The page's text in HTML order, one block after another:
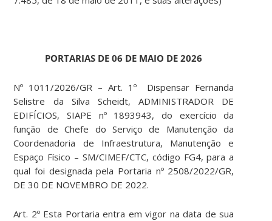
PORTARIAS DE 06 DE MAIO DE 2026
Nº 1011/2026/GR – Art. 1º Dispensar Fernanda
Selistre da Silva Scheidt, ADMINISTRADOR DE
EDIFÍCIOS, SIAPE nº 1893943, do exercício da
função de Chefe do Serviço de Manutenção da
Coordenadoria de Infraestrutura, Manutenção e
Espaço Físico – SM/CIMEF/CTC, código FG4, para a
qual foi designada pela Portaria nº 2508/2022/GR,
DE 30 DE NOVEMBRO DE 2022.
Art. 2º Esta Portaria entra em vigor na data de sua